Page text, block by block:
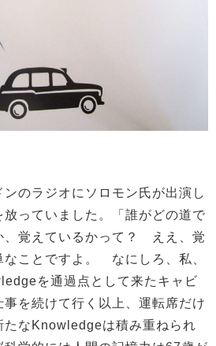
のラジオにソロモン氏が出演し
っていました。「誰がどの道で
、覚えているかって？ ええ、覚
なことですよ。 なにしろ、私、
を通過点として来たキャビ
を続けて行く以上、運転席だけ
たなKnowledgeは積み重ねられ